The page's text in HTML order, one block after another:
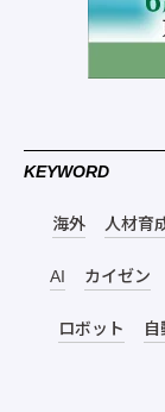
KEYWORD
海外 人材育
AI カイゼン
ロボット 自